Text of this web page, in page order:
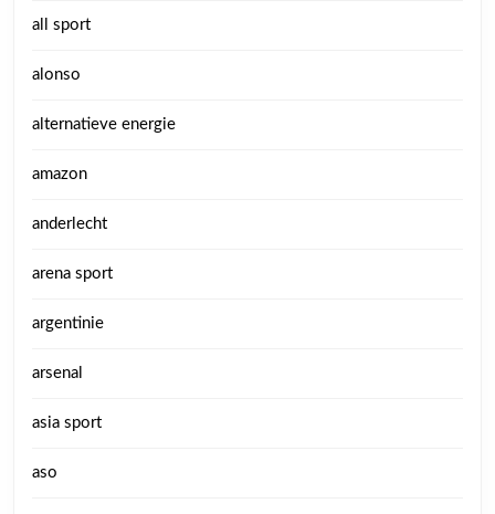
all sport
alonso
alternatieve energie
amazon
anderlecht
arena sport
argentinie
arsenal
asia sport
aso